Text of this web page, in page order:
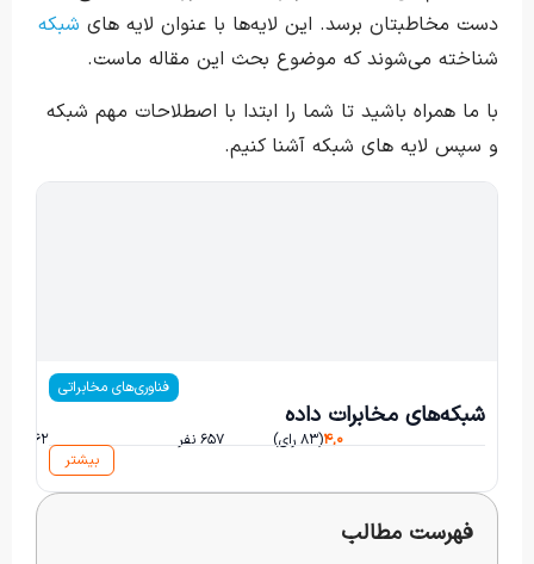
دست مخاطبتان برسد. این لایه‌ها با عنوان لایه های شبکه
شناخته می‌شوند که موضوع بحث این مقاله ماست.
با ما همراه باشید تا شما را ابتدا با اصطلاحات مهم شبکه
و سپس لایه های شبکه آشنا کنیم.
محمدرضا پاکروان
فناوری‌های مخابراتی
شبکه‌های مخابرات داده
۴,۰(۸۳ رای) ۶۵۷ نفر
۱۷۶۲ ساعت و ۴۰ دقیقه
بیشتر
فهرست مطالب